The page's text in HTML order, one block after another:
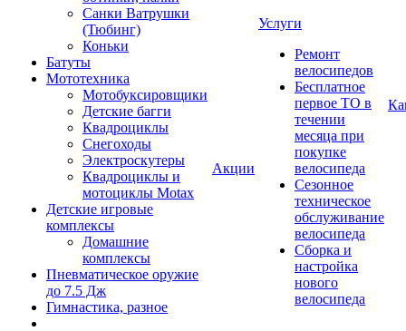
Санки Ватрушки
(Тюбинг)
Коньки
Батуты
Мототехника
Мотобуксировщики
Детские багги
Квадроциклы
Снегоходы
Электроскутеры
Квадроциклы и
мотоциклы Motax
Детские игровые
комплексы
Домашние
комплексы
Пневматическое оружие
до 7.5 Дж
Гимнастика, разное
Акции
Услуги
Ремонт
велосипедов
Бесплатное
первое ТО в
течении
месяца при
покупке
велосипеда
Сезонное
техническое
обслуживание
велосипеда
Сборка и
настройка
нового
велосипеда